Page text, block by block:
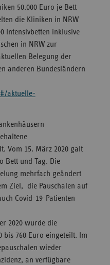
50.000 Euro je Bett
die Kliniken in NRW
Intensivbetten inklusive
in NRW zur
Belegung der
anderen Bundesländern
aktuelle-
Vom 15. März 2020 galt
Bett und Tag. Die
mehrfach geändert
Ziel, die Pauschalen auf
Covid-19-Patienten
2020 wurde die
bis 760 Euro eingeteilt. Im
wieder
an verfügbare